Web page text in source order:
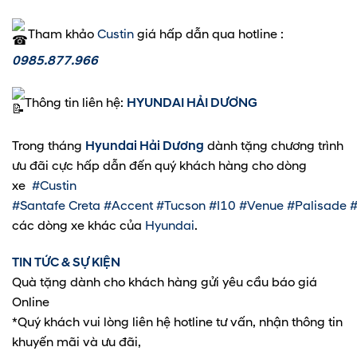
Tham khảo Custin giá hấp dẫn qua hotline :
0985.877.966
Thông tin liên hệ: HYUNDAI HẢI DƯƠNG
Trong tháng Hyundai Hải Dương dành tặng chương trình
ưu đãi cực hấp dẫn đến quý khách hàng cho dòng
xe #Custin
#Santafe Creta #Accent #Tucson #I10 #Venue #Palisade
các dòng xe khác của Hyundai.
TIN TỨC & SỰ KIỆN
Quà tặng dành cho khách hàng gửi yêu cầu báo giá
Online
*Quý khách vui lòng liên hệ hotline tư vấn, nhận thông tin
khuyến mãi và ưu đãi,